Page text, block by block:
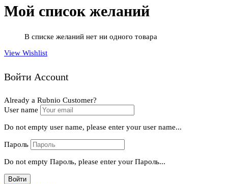
Мой список желаний
В списке желаний нет ни одного товара
View Wishlist
Войти Account
Already a Rubnio Customer?
User name
Do not empty user name, please enter your user name...
Пароль
Do not empty Пароль, please enter your Пароль...
Войти